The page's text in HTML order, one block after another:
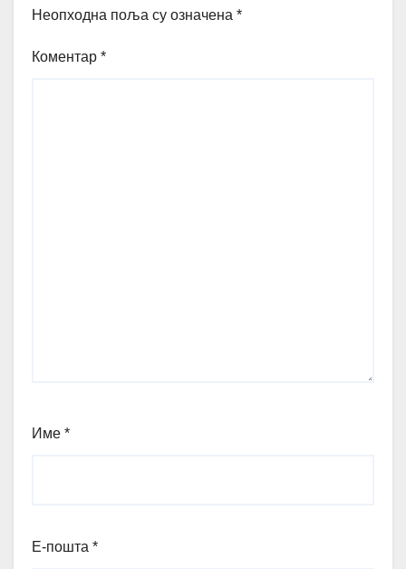
Неопходна поља су означена *
Коментар *
Име *
Е-пошта *